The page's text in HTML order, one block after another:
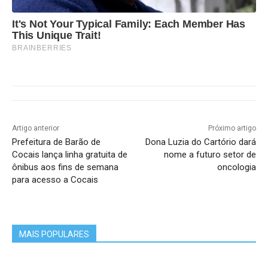
It's Not Your Typical Family: Each Member Has
This Unique Trait!
BRAINBERRIES
Artigo anterior
Prefeitura de Barão de
Cocais lança linha gratuita de
ônibus aos fins de semana
para acesso a Cocais
Próximo artigo
Dona Luzia do Cartório dará
nome a futuro setor de
oncologia
MAIS POPULARES